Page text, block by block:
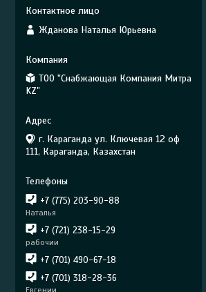
Жданова Наталья Юрьевна
ТОО "Снабжающая Компания Митра
KZ"
г. Караганда ул. Ключевая 12 оф
111, Караганда, Казахстан
+7 (775) 203-90-88
Наталья
+7 (721) 238-15-29
рабочии
+7 (701) 490-67-18
+7 (701) 318-28-36
Евгении